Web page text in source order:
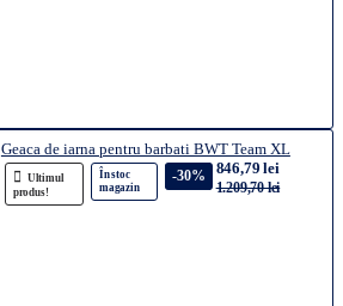
Geaca de iarna pentru barbati BWT Team XL
Ultimul
produs!
În stoc
magazin
-30% 846,79 lei
1.209,70 lei